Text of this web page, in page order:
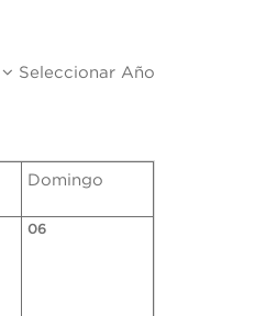
Seleccionar Año
Domingo
06